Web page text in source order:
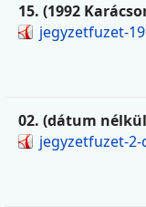
15. (1992
jegyzetfuzet-
02. (dátum
jegyzetfuzet-